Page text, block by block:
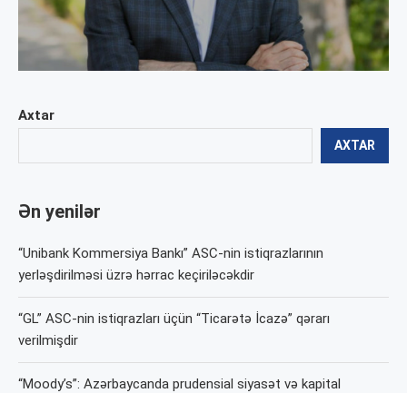
Axtar
AXTAR
Ən yenilər
“Unibank Kommersiya Bankı” ASC-nin istiqrazlarının
yerləşdirilməsi üzrə hərrac keçiriləcəkdir
“GL” ASC-nin istiqrazları üçün “Ticarətə İcazə” qərarı
verilmişdir
“Moody’s”: Azərbaycanda prudensial siyasət və kapital